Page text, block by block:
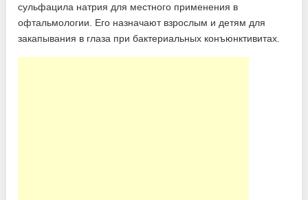
сульфацила натрия для местного применения в
офтальмологии. Его назначают взрослым и детям для
закапывания в глаза при бактериальных конъюнктивитах.